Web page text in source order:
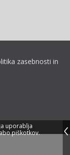
zasebnosti in
uporablja
piškotkov.